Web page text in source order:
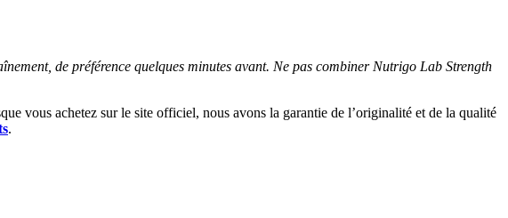
de préférence quelques minutes avant. Ne pas combiner Nutrigo Lab Strength
vous achetez sur le site officiel, nous avons la garantie de l’originalité et de la qualité
.